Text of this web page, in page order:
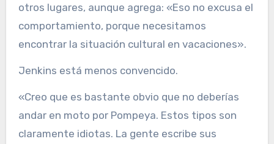
otros lugares, aunque agrega: «Eso no excusa el
comportamiento, porque necesitamos
encontrar la situación cultural en vacaciones».
Jenkins está menos convencido.
«Creo que es bastante obvio que no deberías
andar en moto por Pompeya. Estos tipos son
claramente idiotas. La gente escribe sus